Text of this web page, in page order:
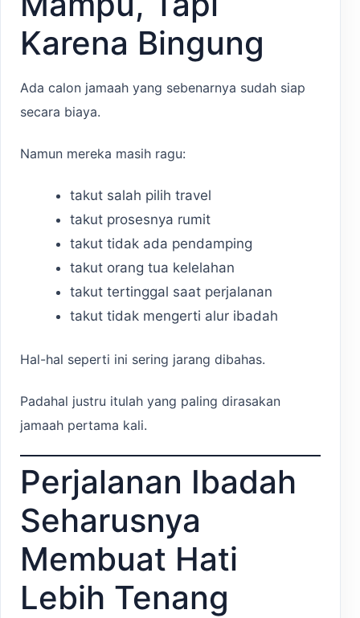
Karena Bingung
Ada calon jamaah yang sebenarnya sudah siap
secara biaya.
Namun mereka masih ragu:
takut salah pilih travel
takut prosesnya rumit
takut tidak ada pendamping
takut orang tua kelelahan
takut tertinggal saat perjalanan
takut tidak mengerti alur ibadah
Hal-hal seperti ini sering jarang dibahas.
Padahal justru itulah yang paling dirasakan
jamaah pertama kali.
Perjalanan Ibadah
Seharusnya
Membuat Hati
Lebih Tenang